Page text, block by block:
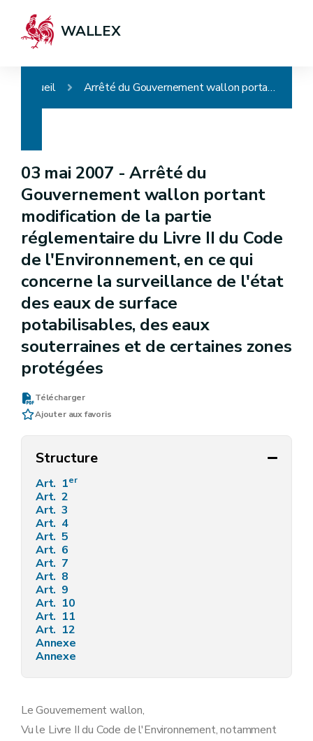
WALLEX
Accueil Arrêté du Gouvernement wallon portant modification de la partie réglementaire du Livre II du Code de l'Environnement, en ce qui concerne la surveillance de l'état des eaux de surface potabilisables, des eaux souterraines et de certaines zones protégées
03 mai 2007 -Arrêté du
Gouvernement wallon portant
modification de la partie
réglementaire du Livre II du Code
de l'Environnement, en ce qui
concerne la surveillance de l'état
des eaux de surface
potabilisables, des eaux
souterraines et de certaines zones
protégées
Télécharger
Ajouter aux favoris
Structure
Art. 1er
Art. 2
Art. 3
Art. 4
Art. 5
Art. 6
Art. 7
Art. 8
Art. 9
Art. 10
Art. 11
Art. 12
Annexe
Annexe
Le Gouvernement wallon,
Vu le Livre II du Code de l'Environnement, notamment